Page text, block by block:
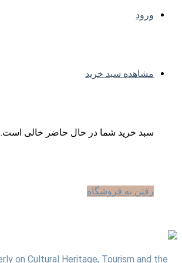
ورود
مشاهده سبد خرید
سبد خرید شما در حال حاضر خالی است.
رفتن به فروشگاه